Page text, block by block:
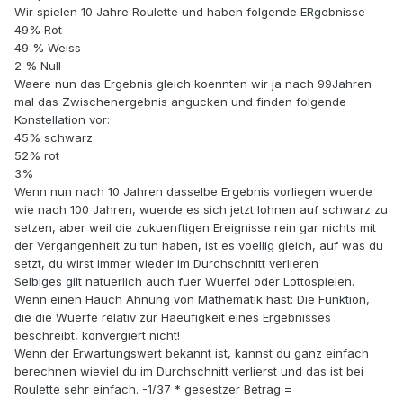
Wir spielen 10 Jahre Roulette und haben folgende ERgebnisse
49% Rot
49 % Weiss
2 % Null
Waere nun das Ergebnis gleich koennten wir ja nach 99Jahren
mal das Zwischenergebnis angucken und finden folgende
Konstellation vor:
45% schwarz
52% rot
3%
Wenn nun nach 10 Jahren dasselbe Ergebnis vorliegen wuerde
wie nach 100 Jahren, wuerde es sich jetzt lohnen auf schwarz zu
setzen, aber weil die zukuenftigen Ereignisse rein gar nichts mit
der Vergangenheit zu tun haben, ist es voellig gleich, auf was du
setzt, du wirst immer wieder im Durchschnitt verlieren
Selbiges gilt natuerlich auch fuer Wuerfel oder Lottospielen.
Wenn einen Hauch Ahnung von Mathematik hast: Die Funktion,
die die Wuerfe relativ zur Haeufigkeit eines Ergebnisses
beschreibt, konvergiert nicht!
Wenn der Erwartungswert bekannt ist, kannst du ganz einfach
berechnen wieviel du im Durchschnitt verlierst und das ist bei
Roulette sehr einfach. -1/37 * gesestzer Betrag =